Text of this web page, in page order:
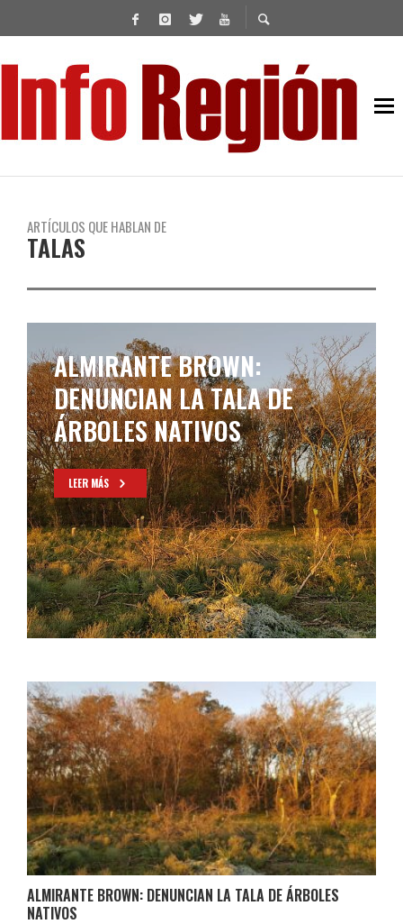
ARTÍCULOS QUE HABLAN DE
TALAS
ALMIRANTE BROWN:
DENUNCIAN LA TALA DE
ÁRBOLES NATIVOS
LEER MÁS
ALMIRANTE BROWN: DENUNCIAN LA TALA DE ÁRBOLES
NATIVOS